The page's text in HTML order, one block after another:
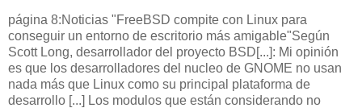
página 8:Noticias "FreeBSD compite con Linux para
conseguir un entorno de escritorio más amigable"Según
Scott Long, desarrollador del proyecto BSD[...]: Mi opinión
es que los desarrolladores del nucleo de GNOME no usan
nada más que Linux como su principal plataforma de
desarrollo [...] Los modulos que están considerando no